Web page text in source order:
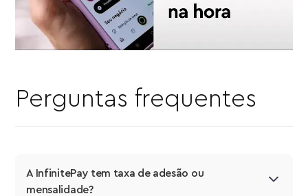
Perguntas frequentes
A InfinitePay tem taxa de adesão ou
mensalidade?